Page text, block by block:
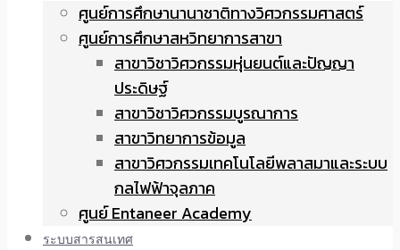
ศูนย์การศึกษานานาชาติทางวิศวกรรมศาสตร์
ศูนย์การศึกษาสหวิทยาการสาขา
สาขาวิชาวิศวกรรมหุ่นยนต์และปัญญา
ประดิษฐ์
สาขาวิชาวิศวกรรมบูรณาการ
สาขาวิทยาการข้อมูล
สาขาวิศวกรรมเทคโนโลยีพลาสมาและระบบ
กลไฟฟ้าจุลภาค
ศูนย์ Entaneer Academy
ระบบสารสนเทศ